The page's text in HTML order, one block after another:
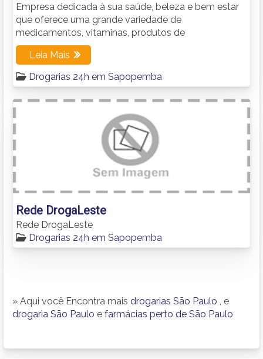
Empresa dedicada à sua saúde, beleza e bem estar
que oferece uma grande variedade de
medicamentos, vitaminas, produtos de
Leia Mais
Drogarias 24h em Sapopemba
Rede DrogaLeste
Rede DrogaLeste
Drogarias 24h em Sapopemba
» Aqui você Encontra mais drogarias São Paulo , e
drogaria São Paulo e farmácias perto de São Paulo